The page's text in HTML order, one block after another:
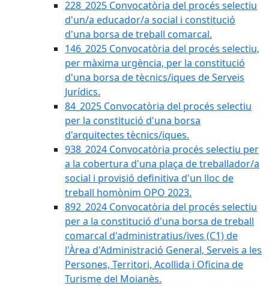
228_2025 Convocatòria del procés selectiu
d'un/a educador/a social i constitució
d'una borsa de treball comarcal.
146_2025 Convocatòria del procés selectiu,
per màxima urgència, per la constitució
d'una borsa de tècnics/iques de Serveis
Jurídics.
84_2025 Convocatòria del procés selectiu
per la constitució d'una borsa
d'arquitectes tècnics/iques.
938_2024 Convocatòria procés selectiu per
a la cobertura d'una plaça de treballador/a
social i provisió definitiva d'un lloc de
treball homònim OPO 2023.
892_2024 Convocatòria del procés selectiu
per a la constitució d'una borsa de treball
comarcal d'administratius/ives (C1) de
l'Àrea d'Administració General, Serveis a les
Persones, Territori, Acollida i Oficina de
Turisme del Moianès.